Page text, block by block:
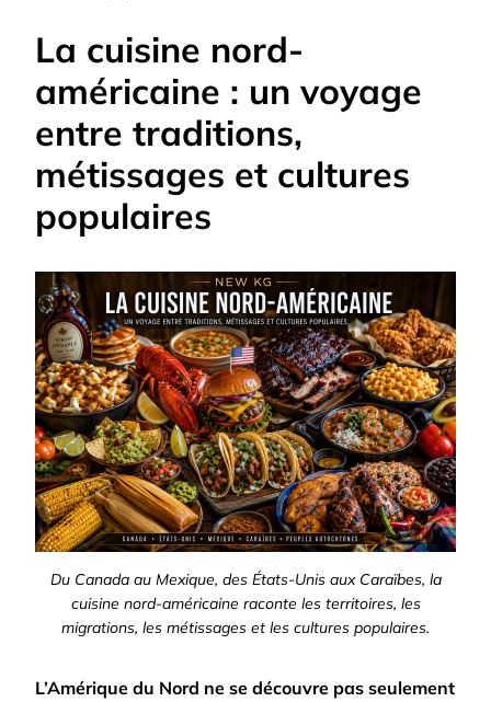
La cuisine nord-
américaine : un voyage
entre traditions,
métissages et cultures
populaires
Du Canada au Mexique, des États-Unis aux Caraïbes, la
cuisine nord-américaine raconte les territoires, les
migrations, les métissages et les cultures populaires.
L’Amérique du Nord ne se découvre pas seulement